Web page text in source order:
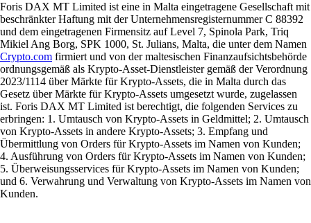
Foris DAX MT Limited ist eine in Malta eingetragene Gesellschaft mit
beschränkter Haftung mit der Unternehmensregisternummer C 88392
und dem eingetragenen Firmensitz auf Level 7, Spinola Park, Triq
Mikiel Ang Borg, SPK 1000, St. Julians, Malta, die unter dem Namen
Crypto.com firmiert und von der maltesischen Finanzaufsichtsbehörde
ordnungsgemäß als Krypto-Asset-Dienstleister gemäß der Verordnung
2023/1114 über Märkte für Krypto-Assets, die in Malta durch das
Gesetz über Märkte für Krypto-Assets umgesetzt wurde, zugelassen
ist. Foris DAX MT Limited ist berechtigt, die folgenden Services zu
erbringen: 1. Umtausch von Krypto-Assets in Geldmittel; 2. Umtausch
von Krypto-Assets in andere Krypto-Assets; 3. Empfang und
Übermittlung von Orders für Krypto-Assets im Namen von Kunden;
4. Ausführung von Orders für Krypto-Assets im Namen von Kunden;
5. Überweisungsservices für Krypto-Assets im Namen von Kunden;
und 6. Verwahrung und Verwaltung von Krypto-Assets im Namen von
Kunden.